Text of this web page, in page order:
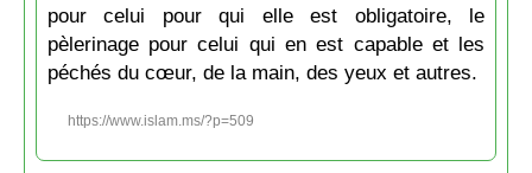
pour celui pour qui elle est obligatoire, le
pèlerinage pour celui qui en est capable et les
péchés du cœur, de la main, des yeux et autres.
https://www.islam.ms/?p=509